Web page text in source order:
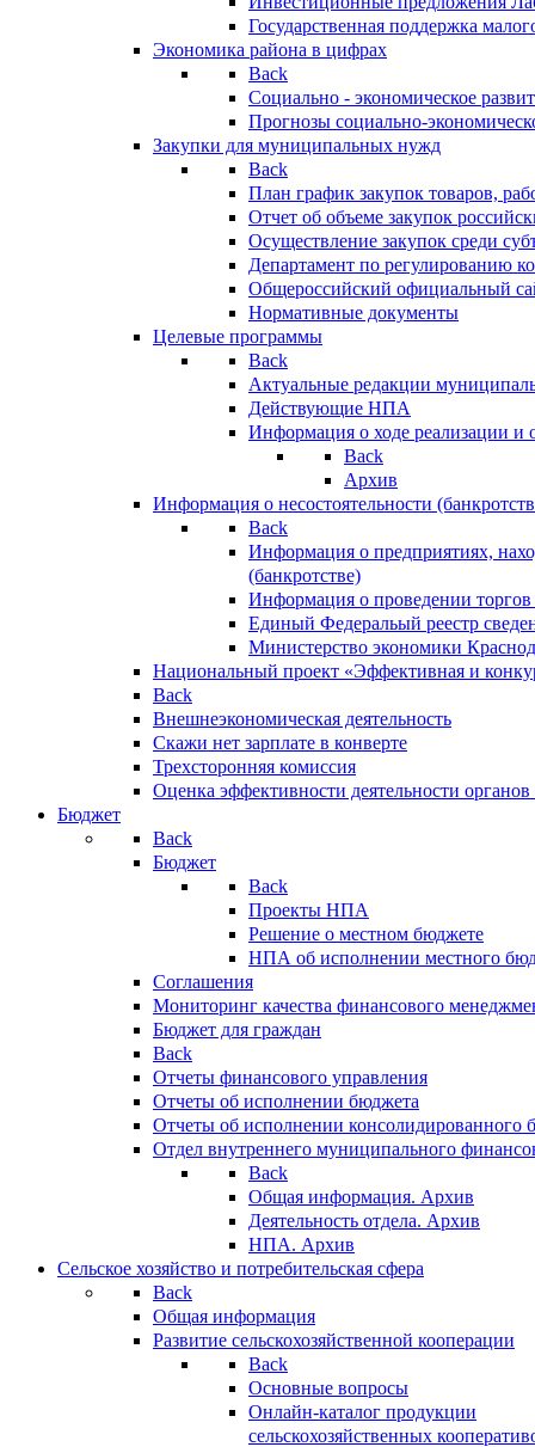
Государственная поддержка
Экономика района в цифрах
Back
Социально - экономическое
Прогнозы социально-
Закупки для муниципальных нужд
Back
План график закупок товаров,
Отчет об объеме закупок
Осуществление закупок среди
Департамент по регулированию
Общероссийский официальный
Нормативные документы
Целевые программы
Back
Актуальные редакции
Действующие НПА
Информация о ходе реализации
Back
Архив
Информация о несостоятельности
Back
Информация о предприятиях,
(банкротстве)
Информация о проведении
Единый Федеральый реестр
Министерство экономики
Национальный проект «Эффективная и
Back
Внешнеэкономическая деятельность
Скажи нет зарплате в конверте
Трехсторонняя комиссия
Оценка эффективности деятельности
Бюджет
Back
Бюджет
Back
Проекты НПА
Решение о местном бюджете
НПА об исполнении местного
Соглашения
Мониторинг качества финансового
Бюджет для граждан
Back
Отчеты финансового управления
Отчеты об исполнении бюджета
Отчеты об исполнении консолидированного
Отдел внутреннего муниципального
Back
Общая информация. Архив
Деятельность отдела. Архив
НПА. Архив
Сельское хозяйство и потребительская сфера
Back
Общая информация
Развитие сельскохозяйственной кооперации
Back
Основные вопросы
Онлайн-каталог продукции
сельскохозяйственных